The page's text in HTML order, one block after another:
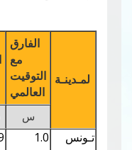
توقيت
مكث
القمر
س
19
9
0
8